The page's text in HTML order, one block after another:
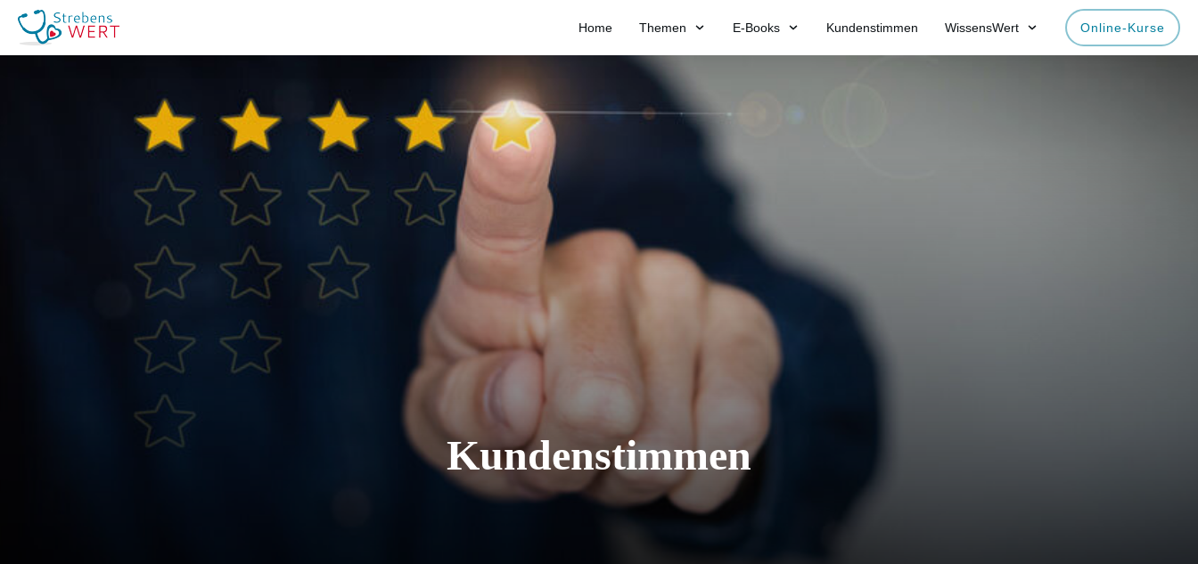
Home Themen E-Books Kundenstimmen WissensWert Online-Kurse
Kundenstimmen